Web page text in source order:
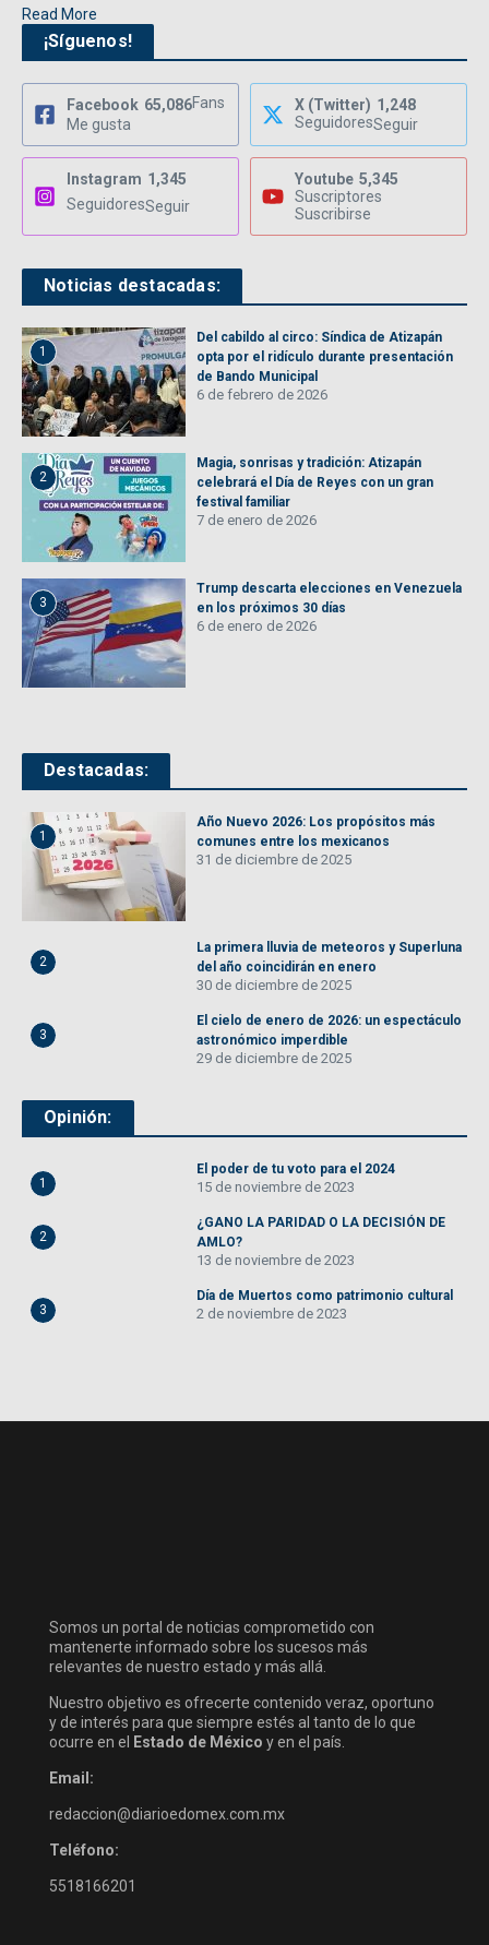
Read More
¡Síguenos!
Facebook 65,086Fans
Me gusta
X (Twitter) 1,248
SeguidoresSeguir
Instagram 1,345
SeguidoresSeguir
Youtube 5,345
Suscriptores
Suscribirse
Noticias destacadas:
1
Del cabildo al circo: Síndica de Atizapán
opta por el ridículo durante presentación
de Bando Municipal
6 de febrero de 2026
2
Magia, sonrisas y tradición: Atizapán
celebrará el Día de Reyes con un gran
festival familiar
7 de enero de 2026
3
Trump descarta elecciones en Venezuela
en los próximos 30 días
6 de enero de 2026
Destacadas:
1
Año Nuevo 2026: Los propósitos más
comunes entre los mexicanos
31 de diciembre de 2025
2
La primera lluvia de meteoros y Superluna
del año coincidirán en enero
30 de diciembre de 2025
3
El cielo de enero de 2026: un espectáculo
astronómico imperdible
29 de diciembre de 2025
Opinión:
1
El poder de tu voto para el 2024
15 de noviembre de 2023
2
¿GANO LA PARIDAD O LA DECISIÓN DE
AMLO?
13 de noviembre de 2023
3
Día de Muertos como patrimonio cultural
2 de noviembre de 2023
Somos un portal de noticias comprometido con
mantenerte informado sobre los sucesos más
relevantes de nuestro estado y más allá.
Nuestro objetivo es ofrecerte contenido veraz, oportuno
y de interés para que siempre estés al tanto de lo que
ocurre en el
Estado de México y en el país.
Email:
redaccion@diarioedomex.com.mx
Teléfono:
5518166201